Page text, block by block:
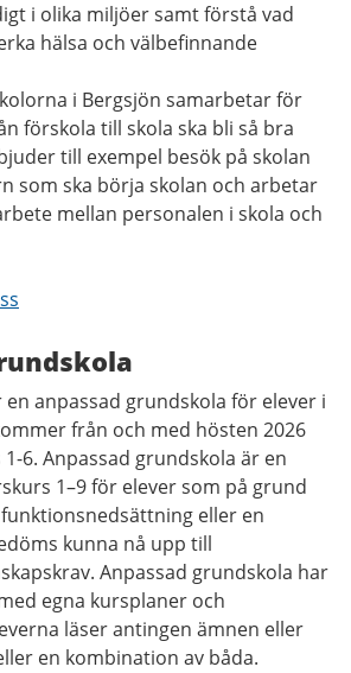
i olika miljöer samt förstå vad
hälsa och välbefinnande
i Bergsjön samarbetar för
förskola till skola ska bli så bra
till exempel besök på skolan
som ska börja skolan och arbetar
mellan personalen i skola och
anpassad grundskola för elever i
från och med hösten 2026
6. Anpassad grundskola är en
1–9 för elever som på grund
eller en
kunna nå upp till
Anpassad grundskola har
egna kursplaner och
läser antingen ämnen eller
en kombination av båda.